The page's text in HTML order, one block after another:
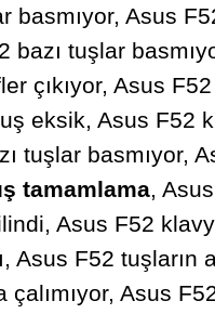
basmıyor, Asus
bazı tuşlar
çıkıyor, Asus
eksik, Asus F52
tuşlar basmıyor,
tamamlama,
Asus F52
Asus F52 tuşların
Asus